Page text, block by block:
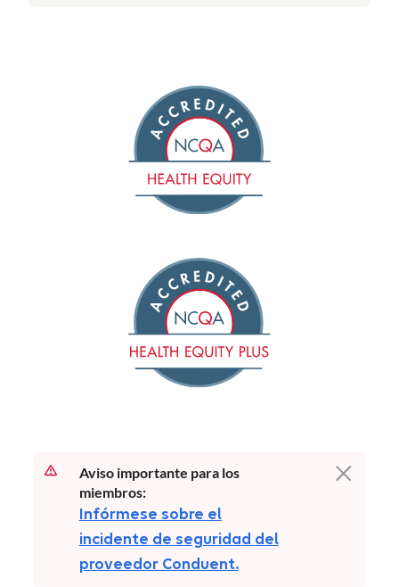
Aviso importante para los
miembros:
Infórmese sobre el
incidente de seguridad del
proveedor Conduent.